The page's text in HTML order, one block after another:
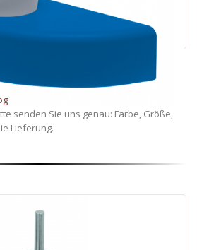
senden Sie uns genau: Farbe, Größe,
Lieferung.